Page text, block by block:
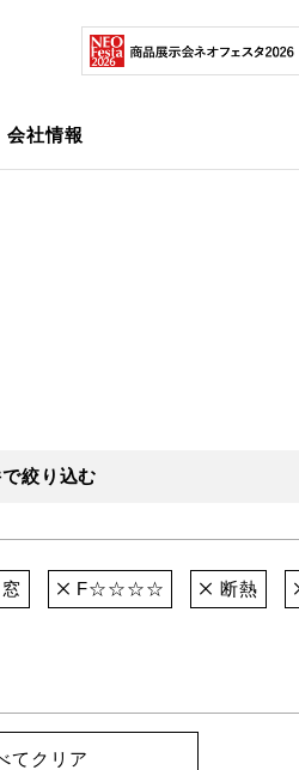
会社情報
絞り込む
F☆☆☆☆ 断熱
てクリア